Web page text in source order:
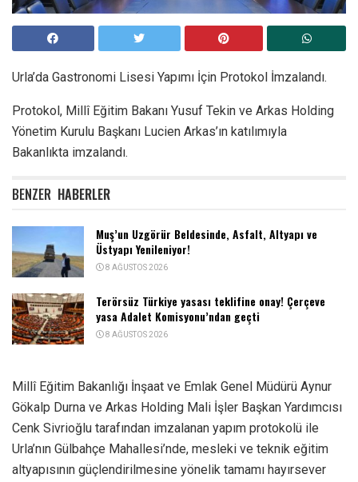
Urla’da Gastronomi Lisesi Yapımı İçin Protokol İmzalandı.
Protokol, Millî Eğitim Bakanı Yusuf Tekin ve Arkas Holding
Yönetim Kurulu Başkanı Lucien Arkas’ın katılımıyla
Bakanlıkta imzalandı.
BENZER HABERLER
Muş’un Uzgörür Beldesinde, Asfalt, Altyapı ve
Üstyapı Yenileniyor!
8 AĞUSTOS 2026
Terörsüz Türkiye yasası teklifine onay! Çerçeve
yasa Adalet Komisyonu’ndan geçti
8 AĞUSTOS 2026
Millî Eğitim Bakanlığı İnşaat ve Emlak Genel Müdürü Aynur
Gökalp Durna ve Arkas Holding Mali İşler Başkan Yardımcısı
Cenk Sivrioğlu tarafından imzalanan yapım protokolü ile
Urla’nın Gülbahçe Mahallesi’nde, mesleki ve teknik eğitim
altyapısının güçlendirilmesine yönelik tamamı hayırsever